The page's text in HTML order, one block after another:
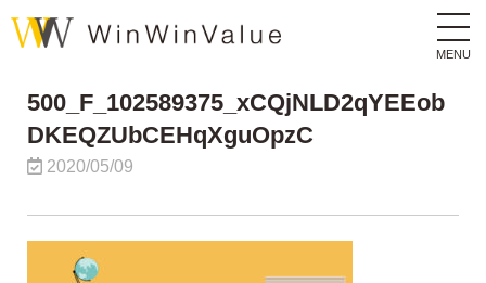
MENU
500_F_102589375_xCQjNLD2qYEEob
DKEQZUbCEHqXguOpzC
2020/05/09